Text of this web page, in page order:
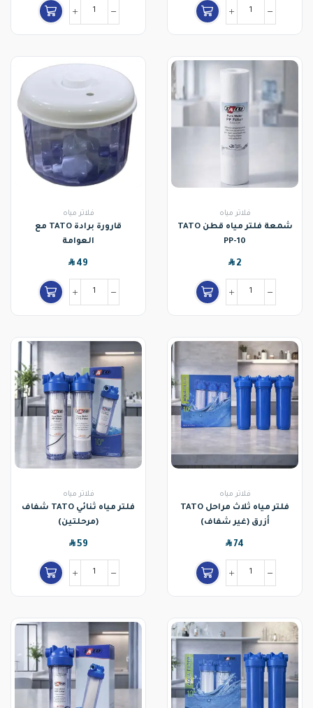
فلاتر مياه
شمعة فلتر مياه قطن TATO
PP-10
SAR2
فلاتر مياه
قارورة برادة TATO مع
العوامة
SAR49
فلاتر مياه
فلتر مياه ثلاث مراحل TATO
أزرق (غير شفاف)
SAR74
فلاتر مياه
فلتر مياه ثنائي TATO شفاف
(مرحلتين)
SAR59